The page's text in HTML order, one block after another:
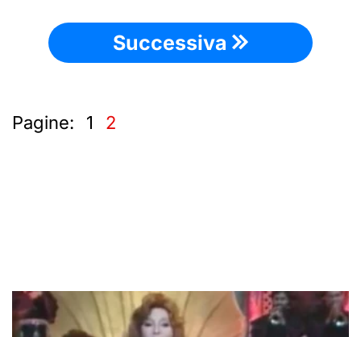
Successiva
Pagine: 1 2